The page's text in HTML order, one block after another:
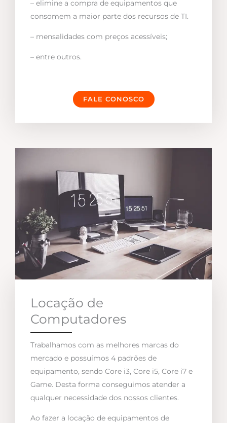
– elimine a compra de equipamentos que
consomem a maior parte dos recursos de TI.
– mensalidades com preços acessíveis;
– entre outros.
FALE CONOSCO
Locação de
Computadores
Trabalhamos com as melhores marcas do
mercado e possuímos 4 padrões de
equipamento, sendo Core i3, Core i5, Core i7 e
Game. Desta forma conseguimos atender a
qualquer necessidade dos nossos clientes.
Ao fazer a locação de equipamentos de